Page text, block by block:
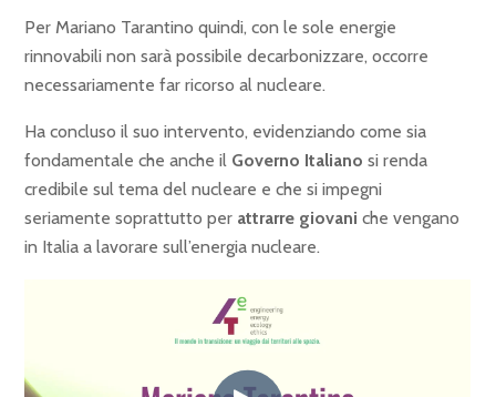
Per Mariano Tarantino quindi, con le sole energie
rinnovabili non sarà possibile decarbonizzare, occorre
necessariamente far ricorso al nucleare.
Ha concluso il suo intervento, evidenziando come sia
fondamentale che anche il Governo Italiano si renda
credibile sul tema del nucleare e che si impegni
seriamente soprattutto per attrarre giovaniche vengano
in Italia a lavorare sull’energia nucleare.